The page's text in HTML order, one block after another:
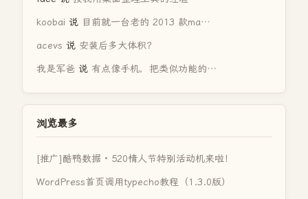
koobai 说 目前就一台老的 2013 款ma…
acevs 说 安装后多大体积？
我是军爸 说 有点像手机，把类似功能的…
浏览最多
[推广]酷鸭数据 · 520情人节特别活动机来啦！
WordPress首页调用typecho教程（1.3.0版）